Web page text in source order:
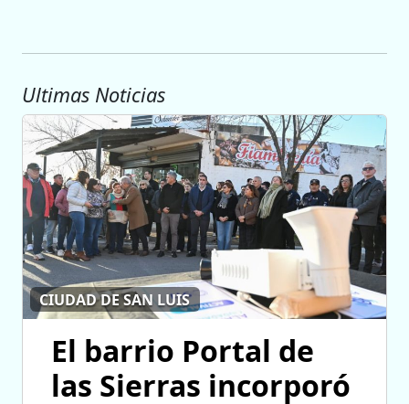
Ultimas Noticias
CIUDAD DE SAN LUIS
El barrio Portal de
las Sierras incorporó